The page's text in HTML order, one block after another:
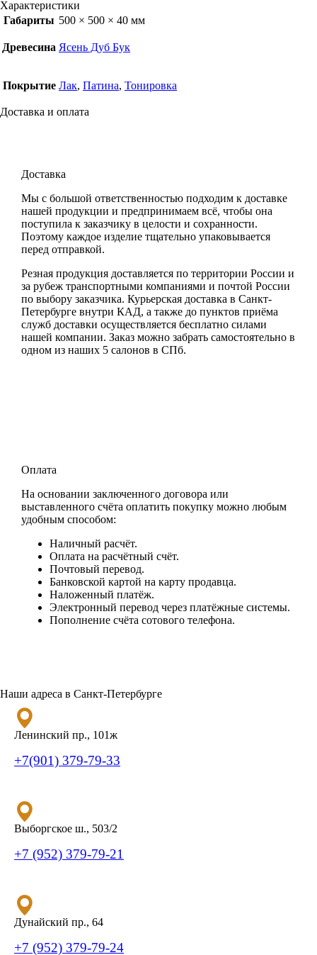
Характеристики
Габариты 500 × 500 × 40 мм
Древесина Ясень Дуб Бук
Покрытие Лак, Патина, Тонировка
Доставка и оплата
Доставка
Мы с большой ответственностью подходим к доставке
нашей продукции и предпринимаем всё, чтобы она
поступила к заказчику в целости и сохранности.
Поэтому каждое изделие тщательно упаковывается
перед отправкой.
Резная продукция доставляется по территории России и
за рубеж транспортными компаниями и почтой России
по выбору заказчика. Курьерская доставка в Санкт-
Петербурге внутри КАД, а также до пунктов приёма
служб доставки осуществляется бесплатно силами
нашей компании. Заказ можно забрать самостоятельно в
одном из наших 5 салонов в СПб.
Оплата
На основании заключенного договора или
выставленного счёта оплатить покупку можно любым
удобным способом:
Наличный расчёт.
Оплата на расчётный счёт.
Почтовый перевод.
Банковской картой на карту продавца.
Наложенный платёж.
Электронный перевод через платёжные системы.
Пополнение счёта сотового телефона.
Наши адреса в Санкт-Петербурге
Ленинский пр., 101ж
+7(901) 379-79-33
Выборгское ш., 503/2
+7 (952) 379-79-21
Дунайский пр., 64
+7 (952) 379-79-24